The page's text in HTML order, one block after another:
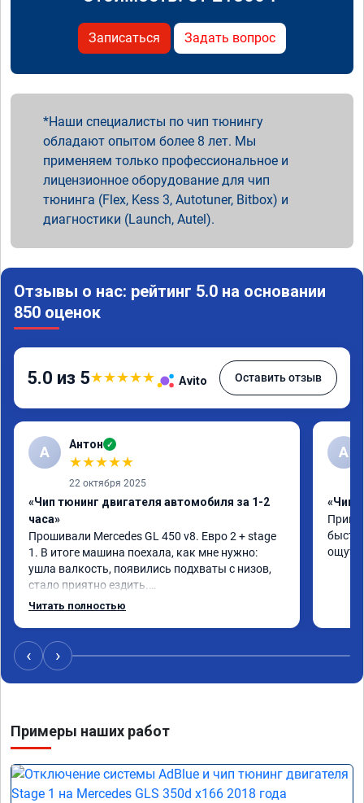
Записаться Задать вопрос
Наши специалисты по чип тюнингу
обладают опытом более 8 лет. Мы
применяем только профессиональное и
лицензионное оборудование для чип
тюнинга (Flex, Kess 3, Autotuner, Bitbox) и
диагностики (Launch, Autel).
Отзывы о нас: рейтинг 5.0 на основании
850 оценок
5.0 из 5★★★★★ Avito Оставить отзыв
А Антон ✓
★★★★★
22 октября 2025
«Чип тюнинг двигателя автомобиля за 1-2
часа»
Прошивали Mercedes GL 450 v8. Евро 2 + stage
1. В итоге машина поехала, как мне нужно:
ушла валкость, появились подхваты с низов,
стало приятно ездить.
Одни из лучших трат, в авто! 🔥
Читать полностью
A
«Чип
‹ ›
Примеры наших работ